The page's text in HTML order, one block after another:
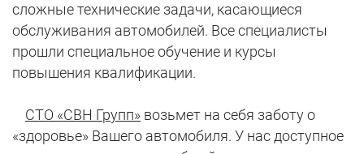
сложные технические задачи, касающиеся
обслуживания автомобилей. Все специалисты
прошли специальное обучение и курсы
повышения квалификации.
СТО «СВН Групп» возьмет на себя заботу о
«здоровье» Вашего автомобиля. У нас доступное